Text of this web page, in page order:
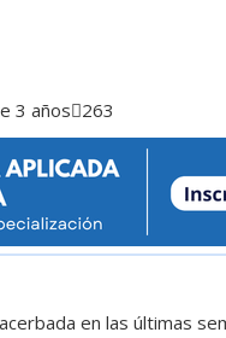
3 años 263
en las últimas